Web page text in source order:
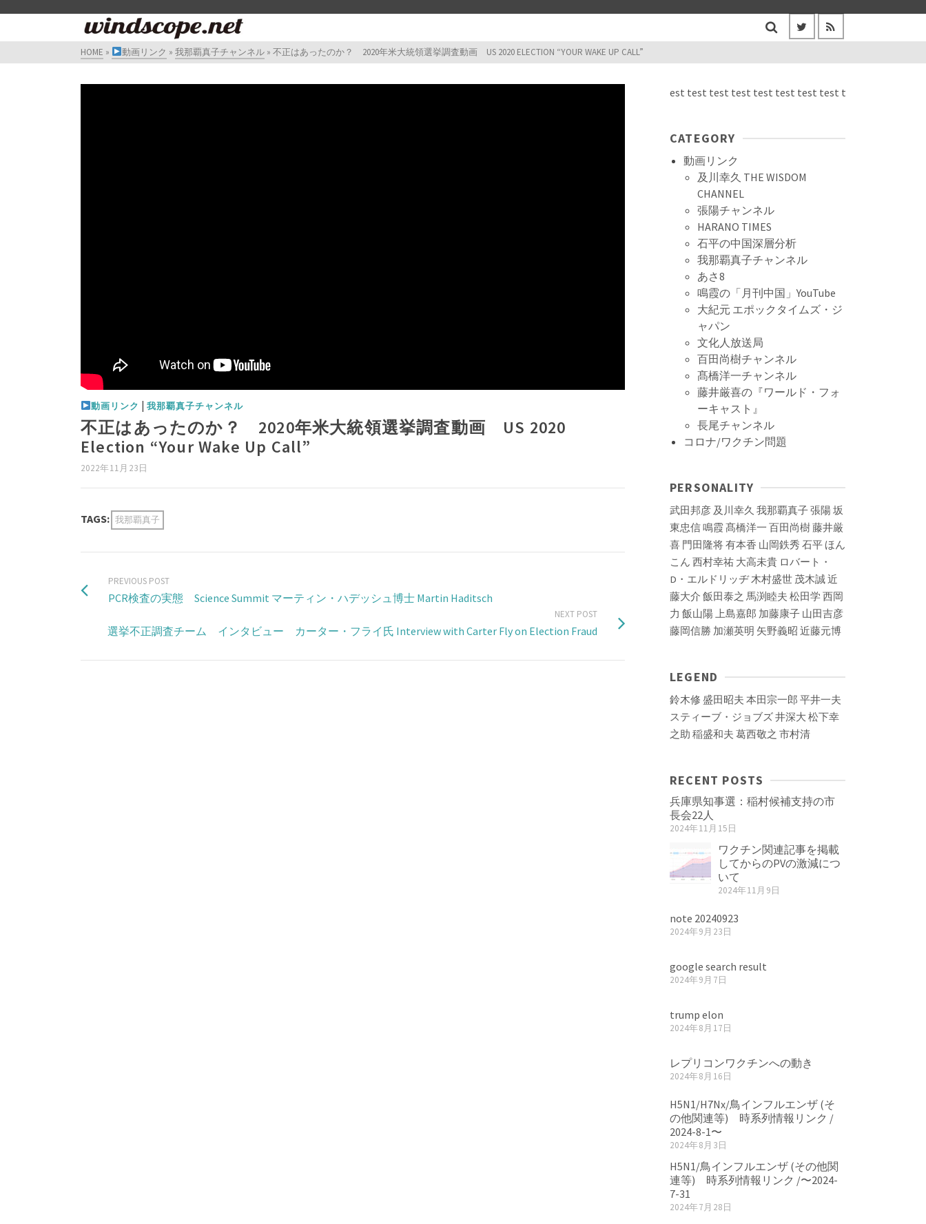
HOME » 動画リンク » 我那覇真子チャンネル » 不正はあったのか？ 2020年米大統領選挙調査動画 US 2020 ELECTION “YOUR WAKE UP CALL”
動画リンク | 我那覇真子チャンネル
不正はあったのか？ 2020年米大統領選挙調査動画 US 2020
Election “Your Wake Up Call”
2022年11月23日
TAGS: 我那覇真子
PREVIOUS POST
PCR検査の実態 Science Summit マーティン・ハデッシュ博士 Martin Haditsch
NEXT POST
選挙不正調査チーム インタビュー カーター・フライ氏 Interview with Carter Fly on Election Fraud
test test test test test test test test test test test test test test test test
CATEGORY
動画リンク
及川幸久 THE WISDOM
CHANNEL
張陽チャンネル
HARANO TIMES
石平の中国深層分析
我那覇真子チャンネル
あさ8
鳴霞の「月刊中国」YouTube
大紀元 エポックタイムズ・ジ
ャパン
文化人放送局
百田尚樹チャンネル
髙橋洋一チャンネル
藤井厳喜の『ワールド・フォ
ーキャスト』
長尾チャンネル
コロナ/ワクチン問題
PERSONALITY
武田邦彦 及川幸久 我那覇真子張陽坂
東忠信鳴霞 髙橋洋一 百田尚樹藤井厳
喜 門田隆将有本香 山岡鉄秀 石平 ほん
こん 西村幸祐 大高未貴 ロバート・
D・エルドリッヂ木村盛世 茂木誠近
藤大介 飯田泰之 馬渕睦夫 松田学 西岡
力 飯山陽上島嘉郎 加藤康子 山田吉彦
藤岡信勝 加瀬英明 矢野義昭 近藤元博
LEGEND
鈴木修 盛田昭夫 本田宗一郎 平井一夫
スティーブ・ジョブズ井深大 松下幸
之助 稲盛和夫 葛西敬之 市村清
RECENT POSTS
兵庫県知事選：稲村候補支持の市
長会22人
2024年11月15日
ワクチン関連記事を掲載
してからのPVの激減につ
いて
2024年11月9日
note 20240923
2024年9月23日
google search result
2024年9月7日
trump elon
2024年8月17日
レプリコンワクチンへの動き
2024年8月16日
H5N1/H7Nx/鳥インフルエンザ (そ
の他関連等) 時系列情報リンク /
2024-8-1〜
2024年8月3日
H5N1/鳥インフルエンザ (その他関
連等) 時系列情報リンク /〜2024-
7-31
2024年7月28日